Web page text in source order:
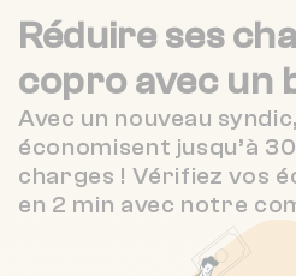
2 km
3 km
M.E.B. GESTION 3 km
Chauffage individuel
Nombre de lots : 43
63 av de la
Vincennes
Réduire ses
copro avec un
Avec un nouveau
économisent jusqu’à
charges ! Vérifiez vos
en 2 min avec notre